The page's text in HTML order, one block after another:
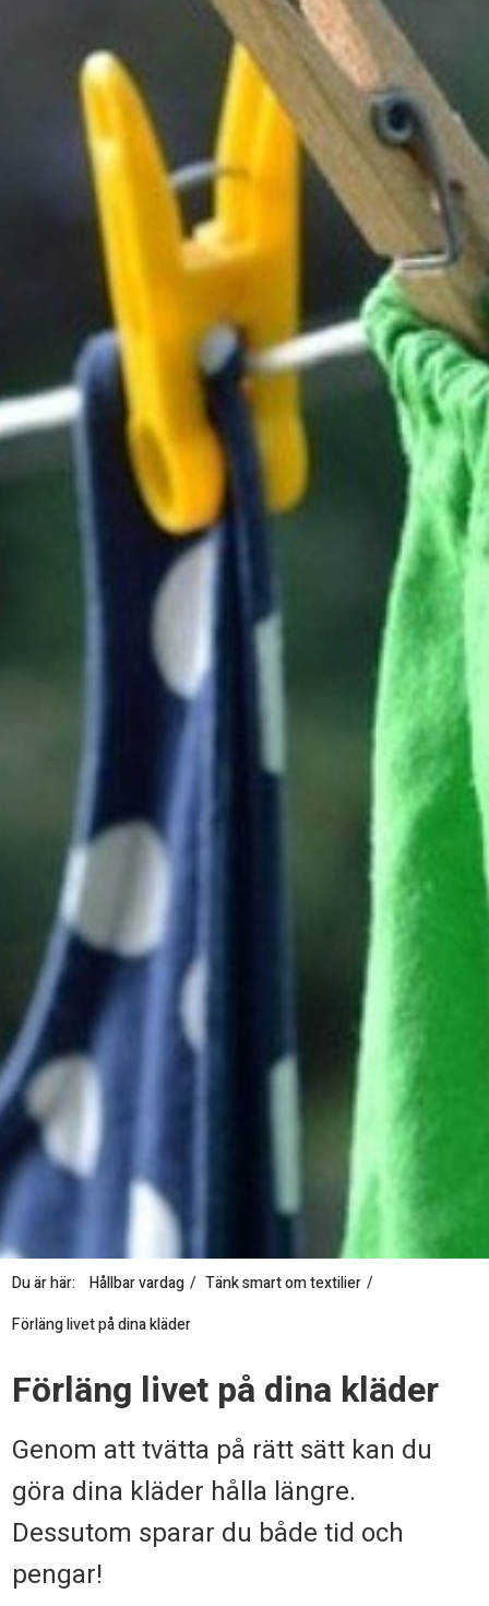
Du är här: Hållbar vardag
Tänk smart om textilier
Förläng livet på dina kläder
F
ö
ä
n
Förläng livet på dina kläder
Genom att tvätta på rätt sätt kan du
göra dina kläder hålla längre.
Dessutom sparar du både tid och
pengar!